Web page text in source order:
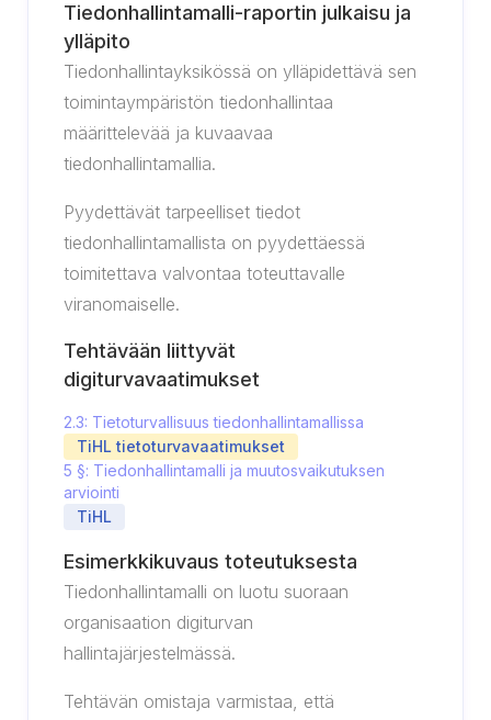
Tiedonhallintamalli-raportin julkaisu ja
ylläpito
Tiedonhallintayksikössä on ylläpidettävä sen
toimintaympäristön tiedonhallintaa
määrittelevää ja kuvaavaa
tiedonhallintamallia.
Pyydettävät tarpeelliset tiedot
tiedonhallintamallista on pyydettäessä
toimitettava valvontaa toteuttavalle
viranomaiselle.
Tehtävään liittyvät
digiturvavaatimukset
2.3: Tietoturvallisuus tiedonhallintamallissa
TiHL tietoturvavaatimukset
5 §: Tiedonhallintamalli ja muutosvaikutuksen
arviointi
TiHL
Esimerkkikuvaus toteutuksesta
Tiedonhallintamalli on luotu suoraan
organisaation digiturvan
hallintajärjestelmässä.
Tehtävän omistaja varmistaa, että